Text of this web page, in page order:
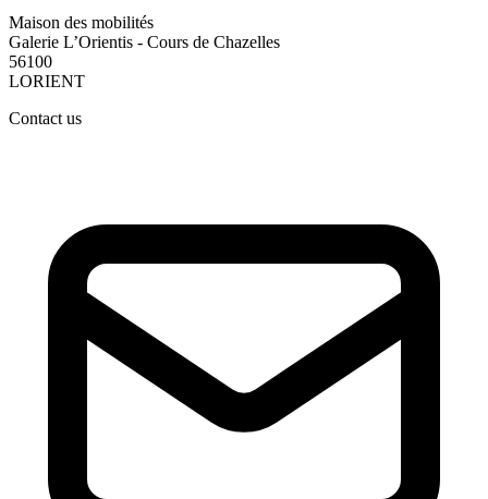
Maison des mobilités
Galerie L’Orientis - Cours de Chazelles
56100
LORIENT
Contact us